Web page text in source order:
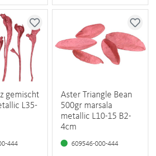
gemischt
L35-
444
Aster Triangle Bean
500gr marsala
metallic L10-15 B2-
4cm
609546-000-444